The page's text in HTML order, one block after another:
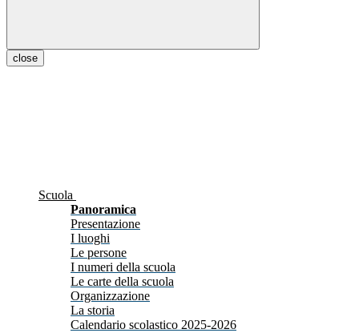
close
Scuola
Panoramica
Presentazione
I luoghi
Le persone
I numeri della scuola
Le carte della scuola
Organizzazione
La storia
Calendario scolastico 2025-2026